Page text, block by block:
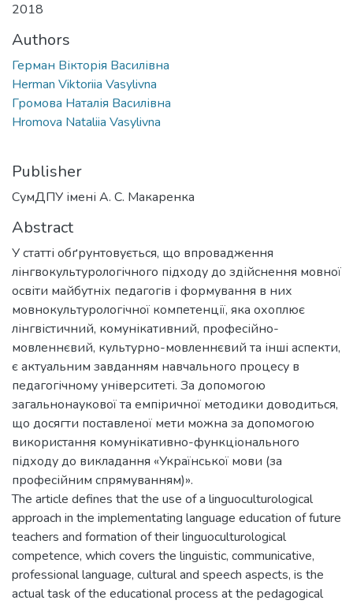
2018
Authors
Герман Вікторія Василівна
Herman Viktoriia Vasylivna
Громова Наталія Василівна
Hromova Nataliia Vasylivna
Publisher
СумДПУ імені А. С. Макаренка
Abstract
У статті обґрунтовується, що впровадження
лінгвокультурологічного підходу до здійснення мовної
освіти майбутніх педагогів і формування в них
мовнокультурологічної компетенції, яка охоплює
лінгвістичний, комунікативний, професійно-
мовленнєвий, культурно-мовленнєвий та інші аспекти,
є актуальним завданням навчального процесу в
педагогічному університеті. За допомогою
загальнонаукової та емпіричної методики доводиться,
що досягти поставленої мети можна за допомогою
використання комунікативно-функціонального
підходу до викладання «Української мови (за
професійним спрямуванням)».
The article defines that the use of a linguoculturological
approach in the implementating language education of future
teachers and formation of their linguoculturological
competence, which covers the linguistic, communicative,
professional language, cultural and speech aspects, is the
actual task of the educational process at the pedagogical